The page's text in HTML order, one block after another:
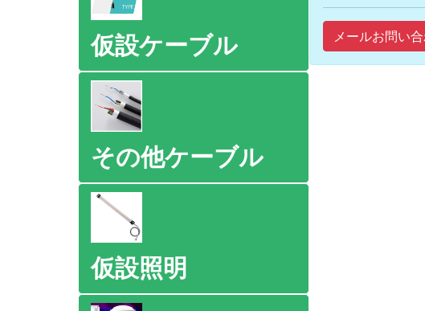
仮設ケーブル
その他ケーブル
仮設照明
メールお問い